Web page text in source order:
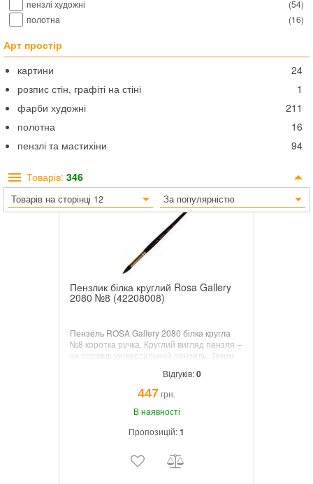
(54)
пензлі художні
(16)
полотна
Арт простір
24
картини
1
розпис стін, графіті на стіні
211
фарби художні
16
полотна
94
пензлі та мастихіни
Товарів: 346
Товарів на сторінці 12 За популярністю
Пензлик білка круглий Rosa Gallery
2080 №8 (42208008)
Пензель ROSA Gallery 2080 білка кругла
№8 коротка ручка. Круглий вигляд пензля –
це справді універсальний пензель. Таким
товщиною, не змінюється, так і зі змінною.
Служить для деталізації зображення,
створення фактури та малюнка. Прекрасно
утримує фарбу та дуже зручний у руці.
Відгуків:0
447грн.
В наявності
Пропозицій:1